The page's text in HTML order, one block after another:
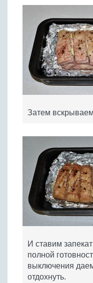
Затем
И ставим
полной
выключения
отдохнуть.